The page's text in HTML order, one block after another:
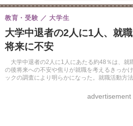
親子で考える大学選び 高校受験 中学受験
共通テスト 夏休み
8月開催イベント・WS 全国公立高校 過去問
自由研究教材（小学生向け）
大学中退者の2人に1人、就
将来に不安
大学中退者の2人に1人にあたる約48％は、就
の後将来への不安や焦りが就職を考えるきっか
ックの調査により明らかになった。就職活動方
教育・受験 大学生
advertisement